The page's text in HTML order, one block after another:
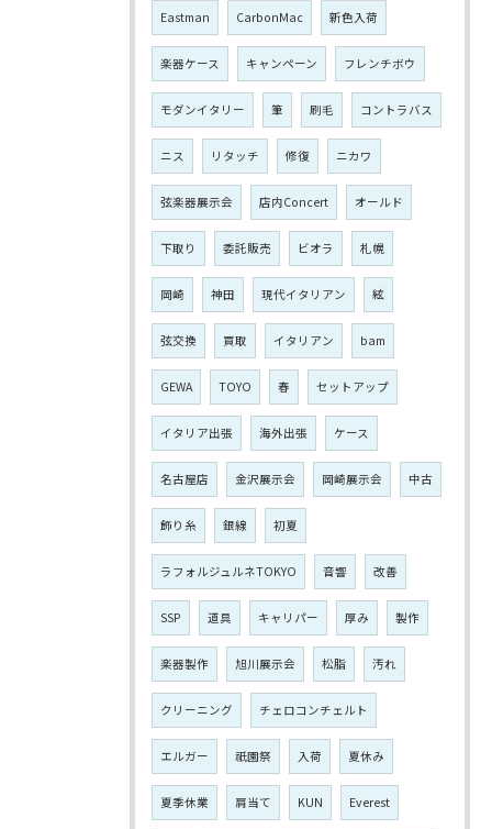
Eastman CarbonMac 新色入荷
楽器ケース キャンペーン フレンチボウ
モダンイタリー 筆 刷毛 コントラバス
ニス リタッチ 修復 ニカワ
弦楽器展示会 店内Concert オールド
下取り 委託販売 ビオラ 札幌
岡崎 神田 現代イタリアン 絃
弦交換 買取 イタリアン bam
GEWA TOYO 春 セットアップ
イタリア出張 海外出張 ケース
名古屋店 金沢展示会 岡崎展示会 中古
飾り糸 銀線 初夏
ラフォルジュルネTOKYO 音響 改善
SSP 道具 キャリパー 厚み 製作
楽器製作 旭川展示会 松脂 汚れ
クリーニング チェロコンチェルト
エルガー 祇園祭 入荷 夏休み
夏季休業 肩当て KUN Everest